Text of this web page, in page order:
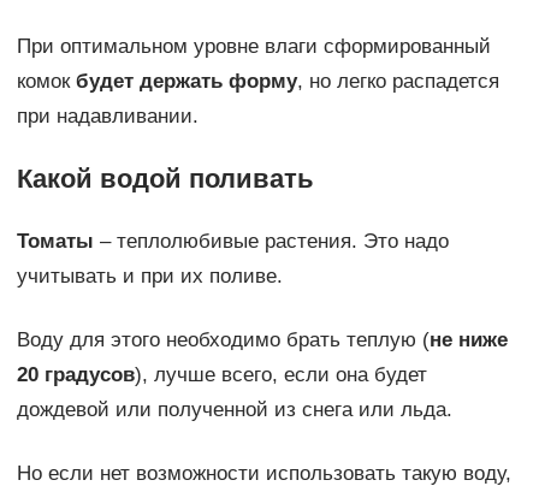
При оптимальном уровне влаги сформированный
комок будет держать форму, но легко распадется
при надавливании.
Какой водой поливать
Томаты – теплолюбивые растения. Это надо
учитывать и при их поливе.
Воду для этого необходимо брать теплую (не ниже
20 градусов), лучше всего, если она будет
дождевой или полученной из снега или льда.
Но если нет возможности использовать такую воду,